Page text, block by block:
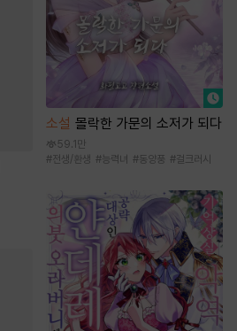
소설 몰락한 가문의 소저가 되다
59.1만
#전생/환생 #능력녀 #동양풍 #걸크러시